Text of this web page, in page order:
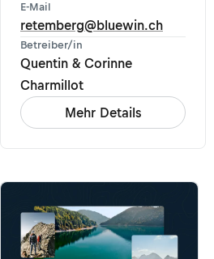
E-Mail
retemberg@bluewin.ch
Betreiber/in
Quentin & Corinne
Charmillot
Mehr Details